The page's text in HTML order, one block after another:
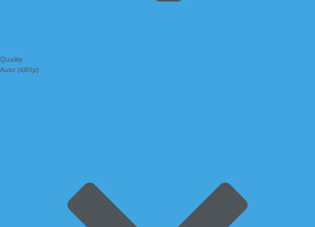
Quality
Auto (480p)